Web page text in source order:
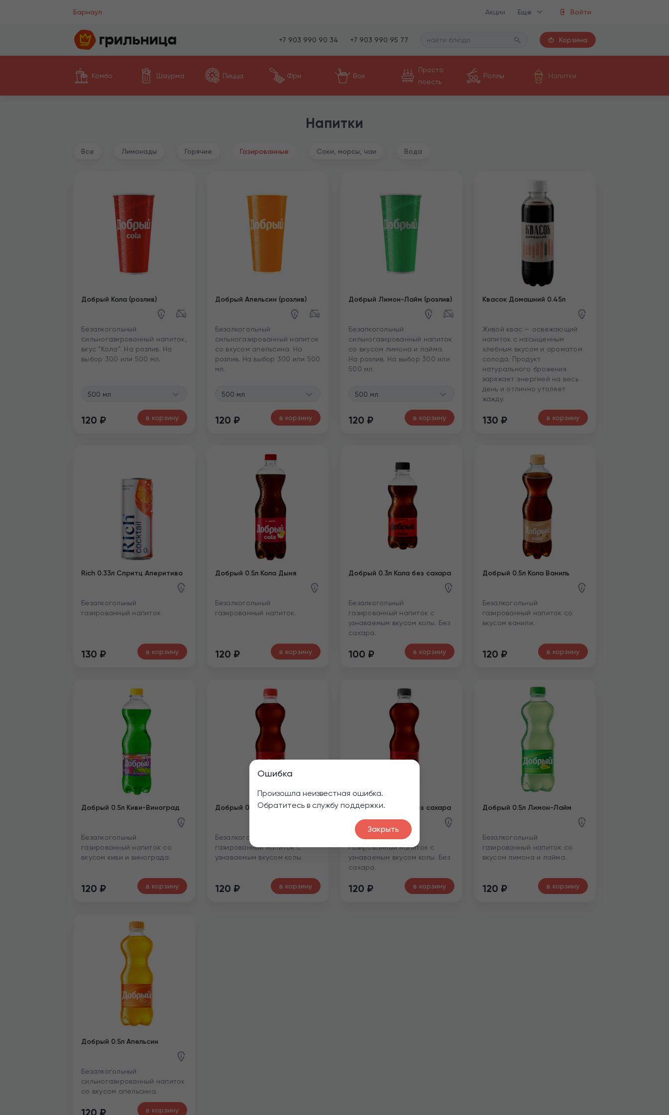
Барнаул Акции Еще Войти
+7 903 990 90 34 +7 903 990 95 77 Корзина
Комбо Шаурма Пицца Фри Вок
Просто
поесть
Роллы Напитки
Ошибка
Произошла неизвестная ошибка.
Обратитесь в службу поддержки.
Закрыть
Напитки
Все Лимонады Горячие Газированные Соки, морсы, чаи Вода
Добрый Кола (розлив)
Безалкогольный
сильногазированный напиток,
вкус “Кола”. На розлив. На
выбор 300 или 500 мл.
500 мл
120 ₽ в корзину
Добрый Апельсин (розлив)
Безалкогольный
сильногазированный напиток
со вкусом апельсина. На
розлив. На выбор 300 или 500
мл.
500 мл
120 ₽ в корзину
Добрый Лимон-Лайм (розлив)
Безалкогольный
сильногазированный напиток
со вкусом лимона и лайма.
На розлив. На выбор 300 или
500 мл.
500 мл
120 ₽ в корзину
Квасок Домашний 0.45л
Живой квас — освежающий
напиток с насыщенным
хлебным вкусом и ароматом
солода. Продукт
натурального брожения
заряжает энергией на весь
день и отлично утоляет
жажду.
130 ₽ в корзину
Rich 0.33л Спритц Аперитиво
Безалкогольный
газированный напиток.
130 ₽ в корзину
Добрый 0.5л Кола Дыня
Безалкогольный
газированный напиток.
120 ₽ в корзину
Добрый 0.3л Кола без сахара
Безалкогольный
газированный напиток с
узнаваемым вкусом колы. Без
сахара.
100 ₽ в корзину
Добрый 0.5л Кола Ваниль
Безалкогольный
газированный напиток со
вкусом ванили.
120 ₽ в корзину
Добрый 0.5л Киви-Виноград
Безалкогольный
газированный напиток со
вкусом киви и винограда.
120 ₽ в корзину
Добрый 0.5л Кола
Безалкогольный
газированный напиток с
узнаваемым вкусом колы.
120 ₽ в корзину
Добрый 0.5л Кола без сахара
Безалкогольный
газированный напиток с
узнаваемым вкусом колы. Без
сахара.
120 ₽ в корзину
Добрый 0.5л Лимон-Лайм
Безалкогольный
газированный напиток со
вкусом лимона и лайма.
120 ₽ в корзину
Добрый 0.5л Апельсин
Безалкогольный
сильногазированный напиток
со вкусом апельсина.
120 ₽ в корзину